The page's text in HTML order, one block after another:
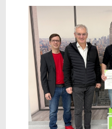
Show larger version